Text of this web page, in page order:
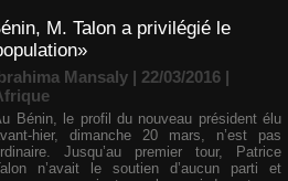
M. Talon a privilégié le
Mansaly | 22/03/2016 |
Bénin, le profil du nouveau président élu
hier, dimanche 20 mars, n’est pas
Jusqu’au premier tour, Patrice
n’avait le soutien d’aucun parti et